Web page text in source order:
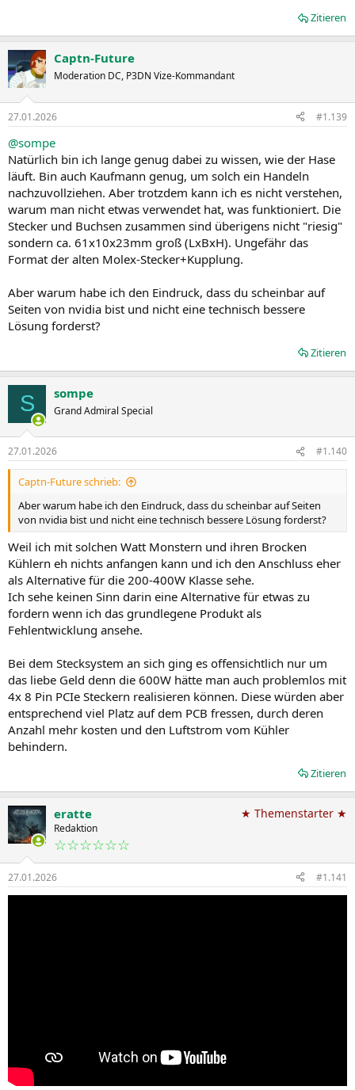
Zitieren
Captn-Future
Moderation DC, P3DN Vize-Kommandant
27.01.2026 #1.139
@sompe
Natürlich bin ich lange genug dabei zu wissen, wie der Hase
läuft. Bin auch Kaufmann genug, um solch ein Handeln
nachzuvollziehen. Aber trotzdem kann ich es nicht verstehen,
warum man nicht etwas verwendet hat, was funktioniert. Die
Stecker und Buchsen zusammen sind überigens nicht "riesig"
sondern ca. 61x10x23mm groß (LxBxH). Ungefähr das
Format der alten Molex-Stecker+Kupplung.
Aber warum habe ich den Eindruck, dass du scheinbar auf
Seiten von nvidia bist und nicht eine technisch bessere
Lösung forderst?
Zitieren
S sompe
Grand Admiral Special
27.01.2026 #1.140
Captn-Future schrieb:
Aber warum habe ich den Eindruck, dass du scheinbar auf Seiten
von nvidia bist und nicht eine technisch bessere Lösung forderst?
Weil ich mit solchen Watt Monstern und ihren Brocken
Kühlern eh nichts anfangen kann und ich den Anschluss eher
als Alternative für die 200-400W Klasse sehe.
Ich sehe keinen Sinn darin eine Alternative für etwas zu
fordern wenn ich das grundlegene Produkt als
Fehlentwicklung ansehe.
Bei dem Stecksystem an sich ging es offensichtlich nur um
das liebe Geld denn die 600W hätte man auch problemlos mit
4x 8 Pin PCIe Steckern realisieren können. Diese würden aber
entsprechend viel Platz auf dem PCB fressen, durch deren
Anzahl mehr kosten und den Luftstrom vom Kühler
behindern.
Zitieren
eratte
Redaktion
☆☆☆☆☆☆
★ Themenstarter ★
27.01.2026 #1.141